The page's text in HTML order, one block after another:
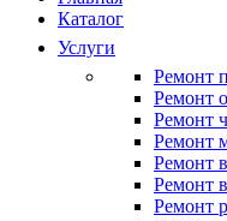
Каталог
Услуги
Ремонт
Ремонт
Ремонт
Ремонт
Ремонт
Ремонт
Ремонт